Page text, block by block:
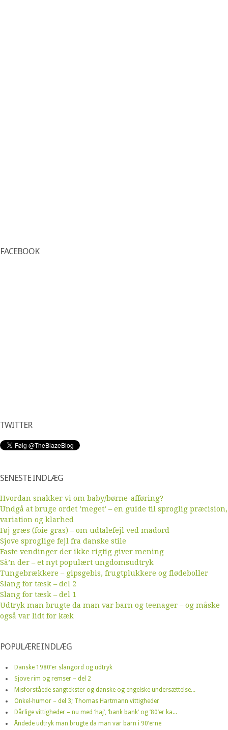
FACEBOOK
TWITTER
SENESTE INDLÆG
Hvordan snakker vi om baby/børne-afføring?
Undgå at bruge ordet ’meget’ – en guide til sproglig præcision,
variation og klarhed
Føj græs (foie gras) – om udtalefejl ved madord
Sjove sproglige fejl fra danske stile
Faste vendinger der ikke rigtig giver mening
Så’n der – et nyt populært ungdomsudtryk
Tungebrækkere – gipsgebis, frugtplukkere og flødeboller
Slang for tæsk – del 2
Slang for tæsk – del 1
Udtryk man brugte da man var barn og teenager – og måske
også var lidt for kæk
POPULÆRE INDLÆG
Danske 1980’er slangord og udtryk
Sjove rim og remser – del 2
Misforståede sangtekster og danske og engelske undersættelse...
Onkel-humor – del 3; Thomas Hartmann vittigheder
Dårlige vittigheder – nu med ‘haj’, ‘bank bank’ og ’80’er ka...
Åndede udtryk man brugte da man var barn i 90’erne